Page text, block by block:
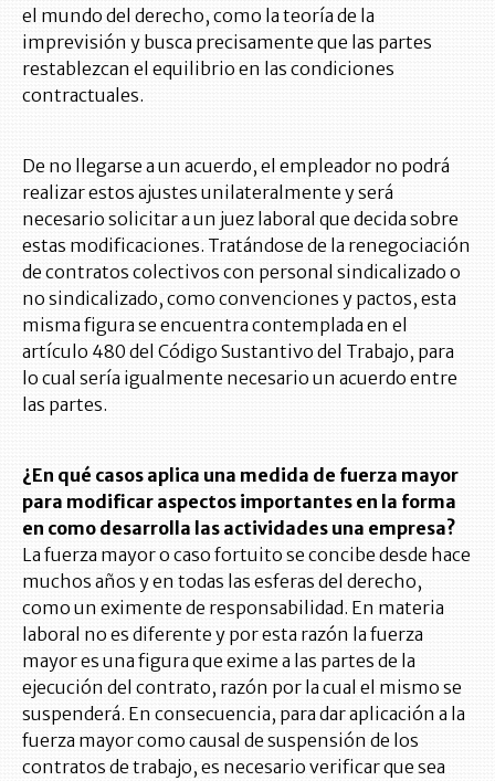
el mundo del derecho, como la teoría de la
imprevisión y busca precisamente que las partes
restablezcan el equilibrio en las condiciones
contractuales.
De no llegarse a un acuerdo, el empleador no podrá
realizar estos ajustes unilateralmente y será
necesario solicitar a un juez laboral que decida sobre
estas modificaciones. Tratándose de la renegociación
de contratos colectivos con personal sindicalizado o
no sindicalizado, como convenciones y pactos, esta
misma figura se encuentra contemplada en el
artículo 480 del Código Sustantivo del Trabajo, para
lo cual sería igualmente necesario un acuerdo entre
las partes.
¿En qué casos aplica una medida de fuerza mayor
para modificar aspectos importantes en la forma
en como desarrolla las actividades una empresa?
La fuerza mayor o caso fortuito se concibe desde hace
muchos años y en todas las esferas del derecho,
como un eximente de responsabilidad. En materia
laboral no es diferente y por esta razón la fuerza
mayor es una figura que exime a las partes de la
ejecución del contrato, razón por la cual el mismo se
suspenderá. En consecuencia, para dar aplicación a la
fuerza mayor como causal de suspensión de los
contratos de trabajo, es necesario verificar que sea